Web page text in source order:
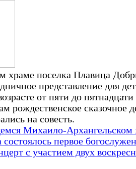
храме поселка Плавица
представление для
от пяти до пятнадцати
рождественское сказочное
на совесть.
Михаило-Архангельском
первое
с участием двух